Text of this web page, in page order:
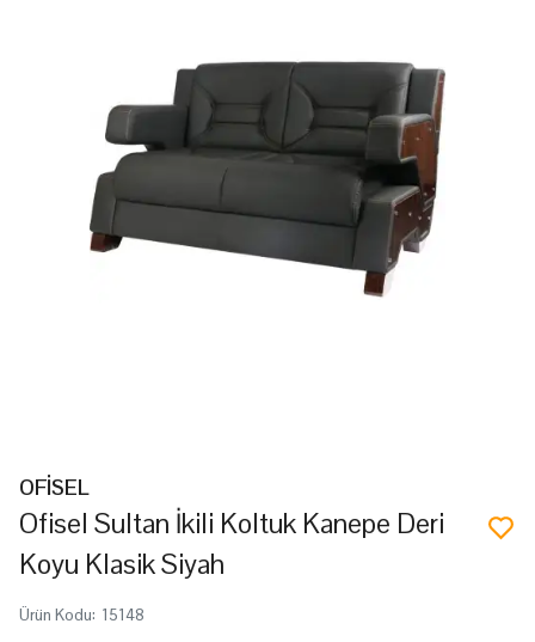
OFİSEL
Ofisel Sultan İkili Koltuk Kanepe Deri
Koyu Klasik Siyah
Ürün Kodu: 15148